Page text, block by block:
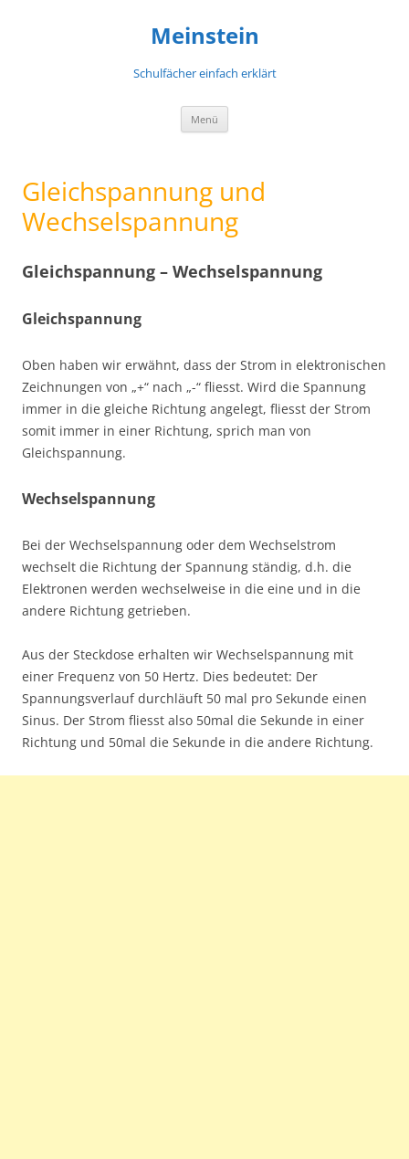
Meinstein
Schulfächer einfach erklärt
Menü
Gleichspannung und
Wechselspannung
Gleichspannung – Wechselspannung
Gleichspannung
Oben haben wir erwähnt, dass der Strom in elektronischen
Zeichnungen von „+“ nach „-“ fliesst. Wird die Spannung
immer in die gleiche Richtung angelegt, fliesst der Strom
somit immer in einer Richtung, sprich man von
Gleichspannung.
Wechselspannung
Bei der Wechselspannung oder dem Wechselstrom
wechselt die Richtung der Spannung ständig, d.h. die
Elektronen werden wechselweise in die eine und in die
andere Richtung getrieben.
Aus der Steckdose erhalten wir Wechselspannung mit
einer Frequenz von 50 Hertz. Dies bedeutet: Der
Spannungsverlauf durchläuft 50 mal pro Sekunde einen
Sinus. Der Strom fliesst also 50mal die Sekunde in einer
Richtung und 50mal die Sekunde in die andere Richtung.